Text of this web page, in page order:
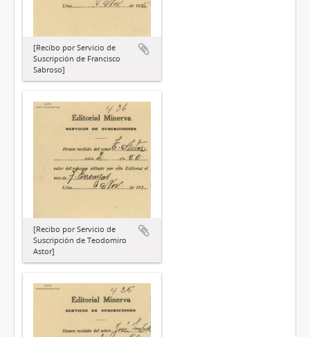
[Recibo por Servicio de
Suscripción de Francisco
Sabroso]
[Recibo por Servicio de
Suscripción de Teodomiro
Astor]